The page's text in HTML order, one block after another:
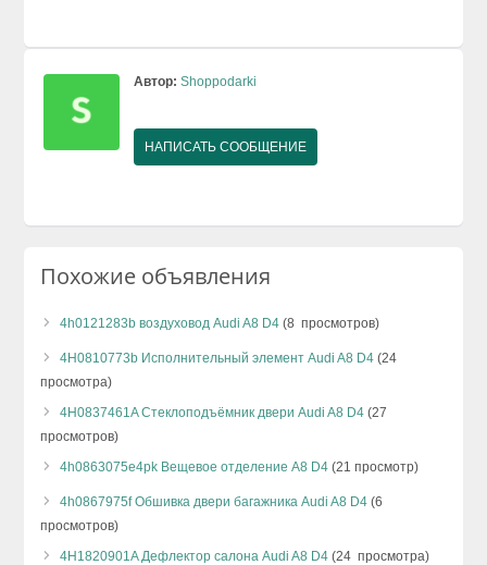
Автор: Shoppodarki
НАПИСАТЬ СООБЩЕНИЕ
Похожие объявления
4h0121283b воздуховод Audi A8 D4 (8 просмотров)
4H0810773b Исполнительный элемент Audi A8 D4 (24
просмотра)
4H0837461A Стеклоподъёмник двери Audi A8 D4 (27
просмотров)
4h0863075e4pk Вещевое отделение A8 D4 (21 просмотр)
4h0867975f Обшивка двери багажника Audi A8 D4 (6
просмотров)
4H1820901A Дефлектор салона Audi A8 D4 (24 просмотра)